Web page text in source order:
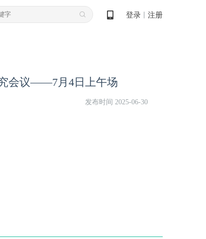
登录 注册
会议——7月4日上午场
发布时间 2025-06-30